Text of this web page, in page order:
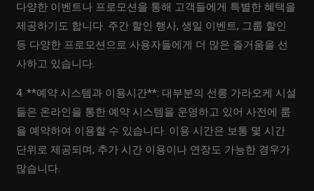
다양한 이벤트나 프로모션을 통해 고객들에게 특별한 혜택을
제공하기도 합니다. 주간 할인 행사, 생일 이벤트, 그룹 할인
등 다양한 프로모션으로 사용자들에게 더 많은 즐거움을 선
사하고 있습니다.
4. **예약 시스템과 이용시간**: 대부분의 선릉 가라오케 시설
들은 온라인을 통한 예약 시스템을 운영하고 있어 사전에 룸
을 예약하여 이용할 수 있습니다. 이용 시간은 보통 몇 시간
단위로 제공되며, 추가 시간 이용이나 연장도 가능한 경우가
많습니다.